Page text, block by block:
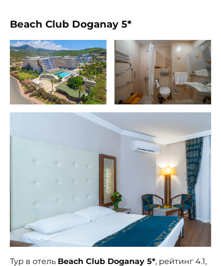
Beach Club Doganay 5*
Тур в отель Beach Club Doganay 5*, рейтинг 4.1,